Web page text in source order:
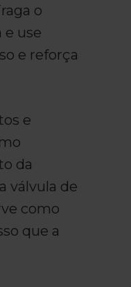
o
e use
e reforça
e
da
válvula de
como
que a